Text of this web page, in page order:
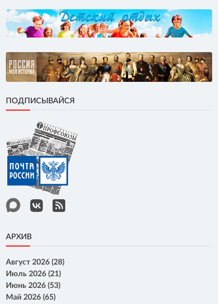
ПОДПИСЫВАЙСЯ
АРХИВ
Август 2026 (28)
Июль 2026 (21)
Июнь 2026 (53)
Май 2026 (65)